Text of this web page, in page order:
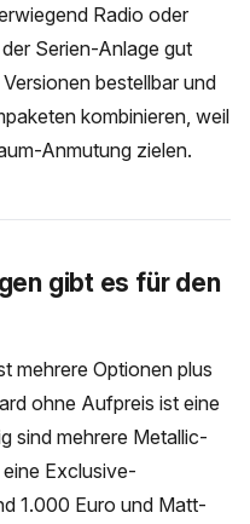
Radio oder
Serien-Anlage gut
bestellbar und
kombinieren, weil
Anmutung zielen.
gibt es für den
mehrere Optionen plus
ohne Aufpreis ist eine
sind mehrere Metallic-
Exclusive-
1.000 Euro und Matt-